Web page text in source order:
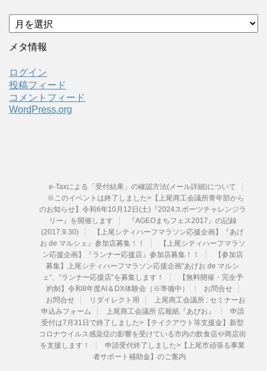
ア
ー
カ
ブ
メタ情報
ログイン
投稿フィード
コメントフィード
WordPress.org
e-Taxによる「受付結果」の確認方法(メール詳細)について
※このイベントは終了しました>【上尾商工会議所青年部から
のお知らせ】令和6年10月12日(土)『2024スポーツチャレンジラ
リー』を開催します
『AGEOまちフェス2017』の記録
(2017.9.30)
【上尾シティハーフマラソン応援企画】『あげ
お de マルシェ』参加店募集！！
【上尾シティハーフマラソ
ン応援企画】『ランナー応援店』参加店募集！！
【参加店
募集】上尾シティハーフマラソン応援企画“あげお de マルシ
ェ“、“ランナー応援店“を募集します！
【無料開催・完全予
約制】令和8年度AI＆DX体験会（※準備中）
お問合せ
お問合せ
リダイレクト用
上尾商工会議所 : セミナーお
申込みフォーム
上尾商工会議所 広報紙『あぴお』
申請
受付は7月31日で終了しました>【テイクアウト等支援金】新型
コロナウイルス感染症の影響を受けている市内の飲食店や商店街
を支援します！
申請受付終了しました>【上尾市頑張る事業
者サポート補助金】のご案内